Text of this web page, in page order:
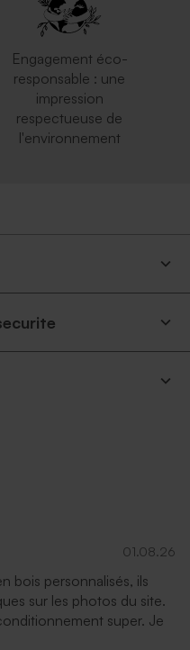
Engagement éco-
responsable : une
impression
respectueuse de
l'environnement
01.08.26
bois personnalisés, ils
sur les photos du site.
super. Je